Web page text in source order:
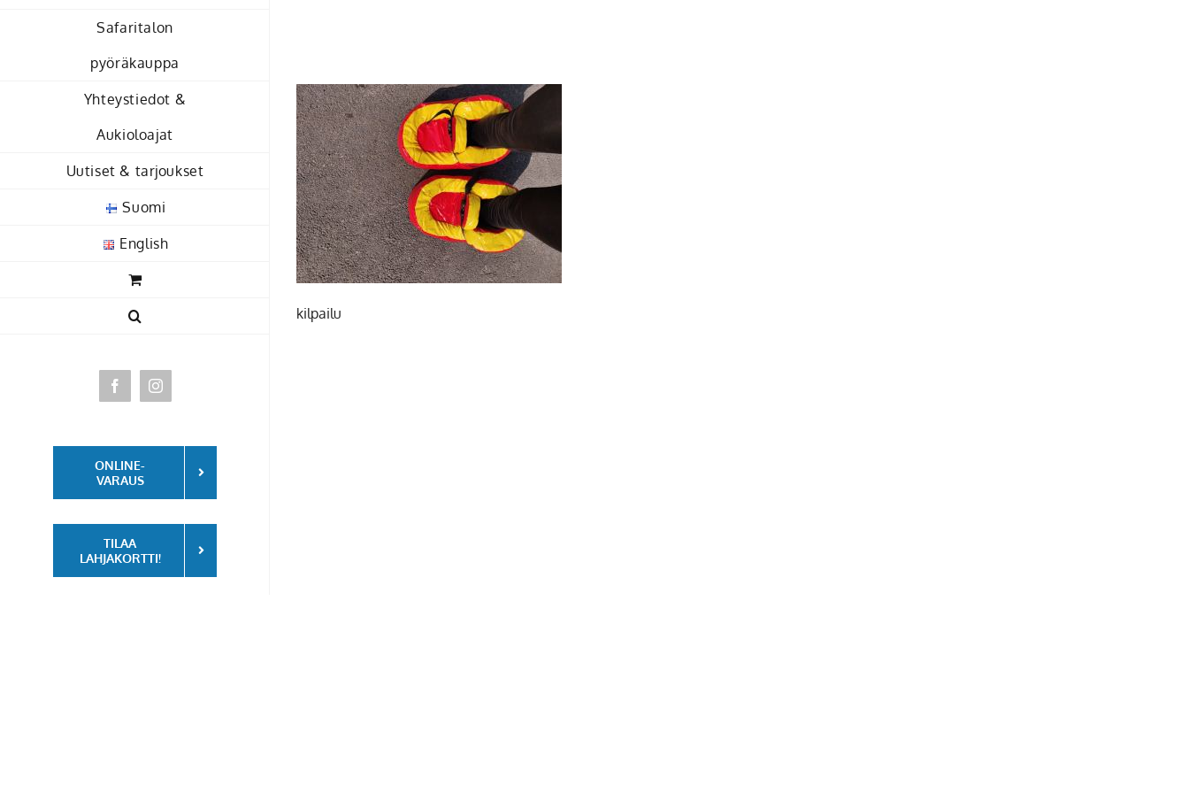
Safaritalon
pyöräkauppa
Yhteystiedot &
Aukioloajat
Uutiset & tarjoukset
Suomi
English
FacebookInstagram
ONLINE-
VARAUS
TILAA
LAHJAKORTTI!
kilpailu